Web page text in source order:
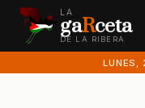
LA
gaRceta
DE LA RIBERA
LUNES,